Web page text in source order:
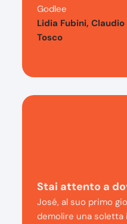
Godlee
Lidia Fubini,
Tosco
Stai attento a
José, al suo primo
demolire una